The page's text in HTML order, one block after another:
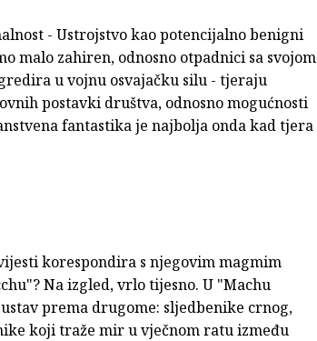
- Ustrojstvo kao potencijalno benigni
malo zahiren, odnosno otpadnici sa svojom
u vojnu osvajačku silu - tjeraju
postavki društva, odnosno mogućnosti
fantastika je najbolja onda kad tjera
korespondira s njegovim magmim
Na izgled, vrlo tijesno. U "Machu
prema drugome: sljedbenike crnog,
koji traže mir u vječnom ratu između